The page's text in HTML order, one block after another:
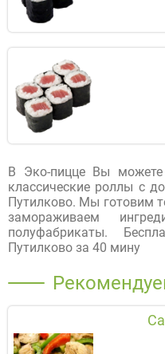
В Эко-пицце Вы
классические роллы с
Путилково. Мы готовим
замораживаем
полуфабрикаты.
Путилково за 40 мину